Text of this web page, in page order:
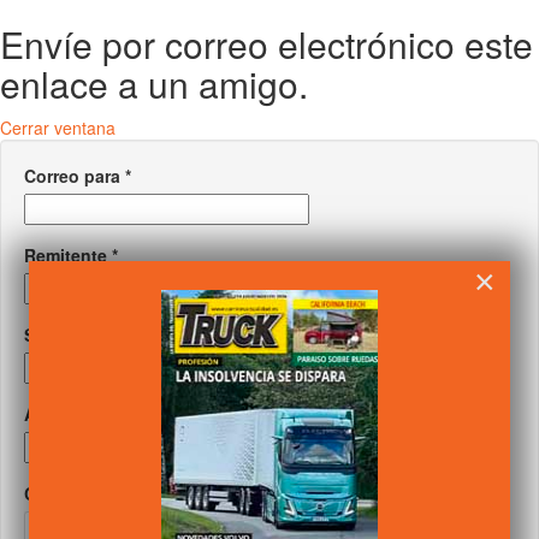
Envíe por correo electrónico este
enlace a un amigo.
Cerrar ventana
Correo para *
Remitente*
Su correo
Asunto
Captcha
×